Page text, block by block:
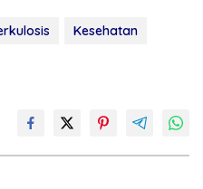
Kesehatan